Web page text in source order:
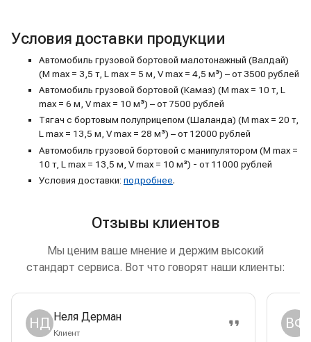
Условия доставки продукции
Автомобиль грузовой бортовой малотонажный (Валдай)
(M max = 3,5 т, L max = 5 м, V max = 4,5 м³) – от 3500 рублей
Автомобиль грузовой бортовой (Камаз) (M max = 10 т, L
max = 6 м, V max = 10 м³) – от 7500 рублей
Тягач с бортовым полуприцепом (Шаланда) (M max = 20 т,
L max = 13,5 м, V max = 28 м³) – от 12000 рублей
Автомобиль грузовой бортовой с манипулятором (M max =
10 т, L max = 13,5 м, V max = 10 м³) - от 11000 рублей
Условия доставки: подробнее.
Отзывы клиентов
Мы ценим ваше мнение и держим высокий
стандарт сервиса. Вот что говорят наши клиенты:
НД Неля Дерман
Клиент
ВФ